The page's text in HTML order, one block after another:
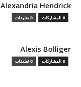
Alexandria Hendrick
0 المشاركات 0 تعليقات
Alexis Bolliger
0 المشاركات 0 تعليقات